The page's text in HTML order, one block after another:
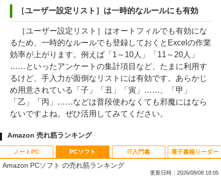
［ユーザー設定リスト］は一時的なルールにも有効
［ユーザー設定リスト］はオートフィルでも有効にな
るため、一時的なルールでも登録しておくとExcelの作業
効率が上がります。例えば「1～10人」「11～20人」
……といったアンケートの集計項目など、たまに利用す
るけど、手入力が面倒なリストには有効です。あらかじ
め用意されている「子」「丑」「寅」……、「甲」
「乙」「丙」……などは普段使わなくても邪魔にはなら
ないですよね。ぜひ活用してみてください。
Amazon 売れ筋ランキング
ノートPC PCソフト
Amazon PCソフト の売れ筋ランキング
更新日時：2026/08/08 18:05
IT入門書 電子書籍リーダー